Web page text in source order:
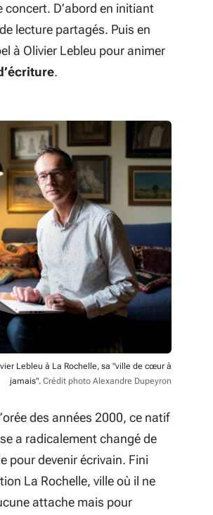
concert. D’abord en initiant
lecture partagés. Puis en
à Olivier Lebleu pour animer
.
Lebleu à La Rochelle, sa "ville de cœur à
jamais". Crédit photo Alexandre Dupeyron
des années 2000, ce natif
a radicalement changé de
pour devenir écrivain. Fini
La Rochelle, ville où il ne
attache mais pour